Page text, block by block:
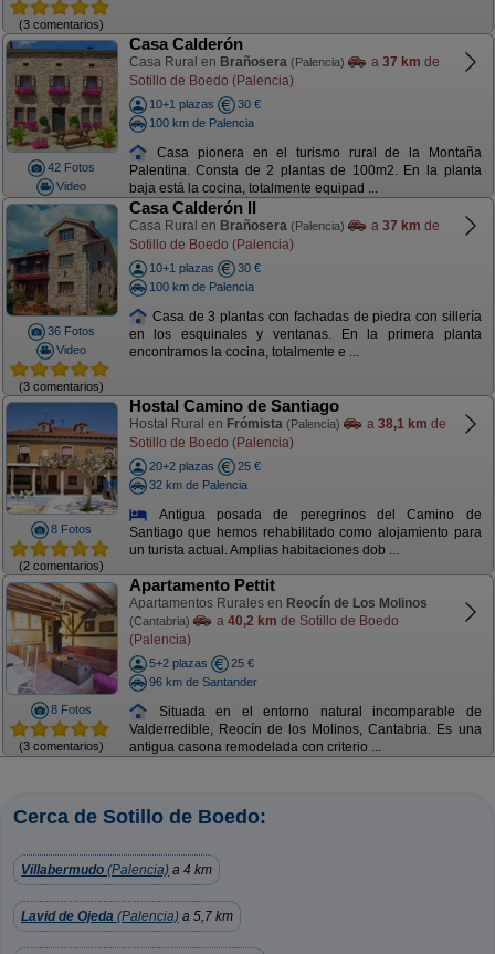
(3 comentarios)
42 Fotos
Video
Casa Calderón
Casa Rural en Brañosera (Palencia) a 37 km de
Sotillo de Boedo (Palencia)
10+1 plazas
30 €
100 km de Palencia
Casa pionera en el turismo rural de la Montaña
Palentina. Consta de 2 plantas de 100m2. En la planta
baja está la cocina, totalmente equipad ...
36 Fotos
Video
(3 comentarios)
Casa Calderón II
Casa Rural en Brañosera (Palencia) a 37 km de
Sotillo de Boedo (Palencia)
10+1 plazas
30 €
100 km de Palencia
Casa de 3 plantas con fachadas de piedra con sillería
en los esquinales y ventanas. En la primera planta
encontramos la cocina, totalmente e ...
8 Fotos
(2 comentarios)
Hostal Camino de Santiago
Hostal Rural en Frómista (Palencia) a 38,1 km de
Sotillo de Boedo (Palencia)
20+2 plazas
25 €
32 km de Palencia
Antigua posada de peregrinos del Camino de
Santiago que hemos rehabilitado como alojamiento para
un turista actual. Amplias habitaciones dob ...
8 Fotos
(3 comentarios)
Apartamento Pettit
Apartamentos Rurales en Reocín de Los Molinos
(Cantabria) a 40,2 km de Sotillo de Boedo
(Palencia)
5+2 plazas
25 €
96 km de Santander
Situada en el entorno natural incomparable de
Valderredible, Reocín de los Molinos, Cantabria. Es una
antigua casona remodelada con criterio ...
Cerca de Sotillo de Boedo:
Villabermudo (Palencia) a 4 km
Lavid de Ojeda (Palencia) a 5,7 km